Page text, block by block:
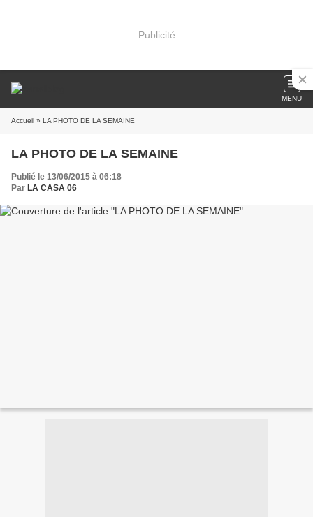
Publicité
MENU
Accueil » LA PHOTO DE LA SEMAINE
LA PHOTO DE LA SEMAINE
Publié le 13/06/2015 à 06:18
Par LA CASA 06